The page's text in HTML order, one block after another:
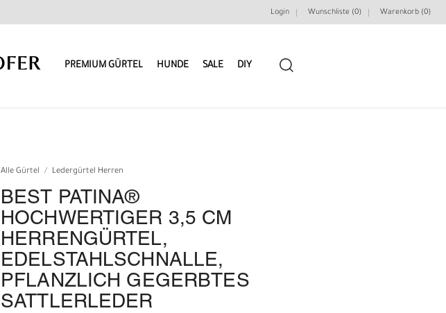
Login Wunschliste (0) Warenkorb (0)
PREMIUM GÜRTEL HUNDE SALE DIY
Alle Gürtel Ledergürtel Herren
BEST PATINA®
HOCHWERTIGER 3,5 CM
HERRENGÜRTEL,
EDELSTAHLSCHNALLE,
PFLANZLICH GEGERBTES
SATTLERLEDER